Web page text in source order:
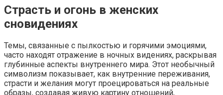
Страсть и огонь в женских
сновидениях
Темы, связанные с пылкостью и горячими эмоциями,
часто находят отражение в ночных видениях, раскрывая
глубинные аспекты внутреннего мира. Этот необычный
символизм показывает, как внутренние переживания,
страсти и желания могут проецироваться на реальные
образы, создавая живую картину отношений,